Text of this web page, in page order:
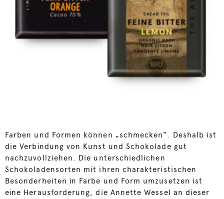
Farben und Formen können „schmecken“. Deshalb ist
die Verbindung von Kunst und Schokolade gut
nachzuvollziehen. Die unterschiedlichen
Schokoladensorten mit ihren charakteristischen
Besonderheiten in Farbe und Form umzusetzen ist
eine Herausforderung, die Annette Wessel an dieser